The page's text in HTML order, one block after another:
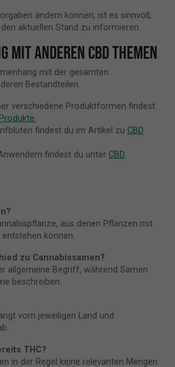
ändern können, ist es sinnvoll,
aktuellen Stand zu informieren.
MIT ANDEREN CBD THEMEN
mit der gesamten
Bestandteilen.
verschiedene Produktformen findest
findest du im Artikel zu CBD
findest du unter CBD
aus denen Pflanzen mit
können.
zu Cannabissamen?
allgemeine Begriff, während Samen
beschreiben.
vom jeweiligen Land und
THC?
in der Regel keine relevanten Mengen